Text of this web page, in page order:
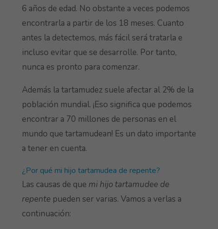
6 años de edad. No obstante a veces podemos
encontrarla a partir de los 18 meses. Cuanto
antes la detectemos, más fácil será tratarla e
incluso evitar que se desarrolle. Por tanto,
nunca es pronto para comenzar.
Además la tartamudez suele afectar al 2% de la
población mundial. ¡Eso significa que podemos
encontrar a 70 millones de personas en el
mundo que tartamudean! Es un dato importante
a tener en cuenta.
¿Por qué mi hijo tartamudea de repente?
Las causas de que mi hijo tartamudee de
repente pueden ser varias. Vamos a verlas a
continuación: